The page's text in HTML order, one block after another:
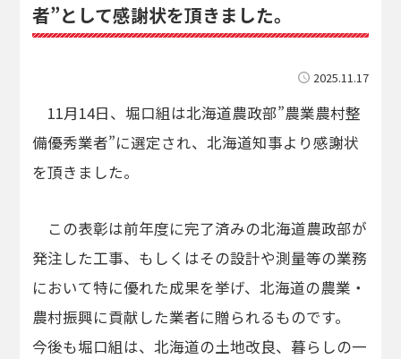
者”として感謝状を頂きました。
2025.11.17
11月14日、堀口組は北海道農政部”農業農村整
備優秀業者”に選定され、北海道知事より感謝状
を頂きました。
この表彰は前年度に完了済みの北海道農政部が
発注した工事、もしくはその設計や測量等の業務
において特に優れた成果を挙げ、北海道の農業・
農村振興に貢献した業者に贈られるものです。
今後も堀口組は、北海道の土地改良、暮らしの一